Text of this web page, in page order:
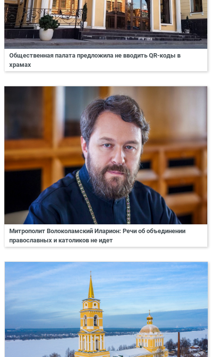
Общественная палата предложила не вводить QR-коды в
храмах
Митрополит Волоколамский Иларион: Речи об объединении
православных и католиков не идет